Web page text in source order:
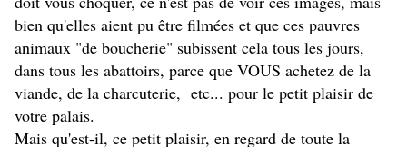
bien qu'elles aient pu être filmées et que ces pauvres
animaux "de boucherie" subissent cela tous les jours,
dans tous les abattoirs, parce que VOUS achetez de la
viande, de la charcuterie, etc... pour le petit plaisir de
votre palais.
Mais qu'est-il, ce petit plaisir, en regard de toute la